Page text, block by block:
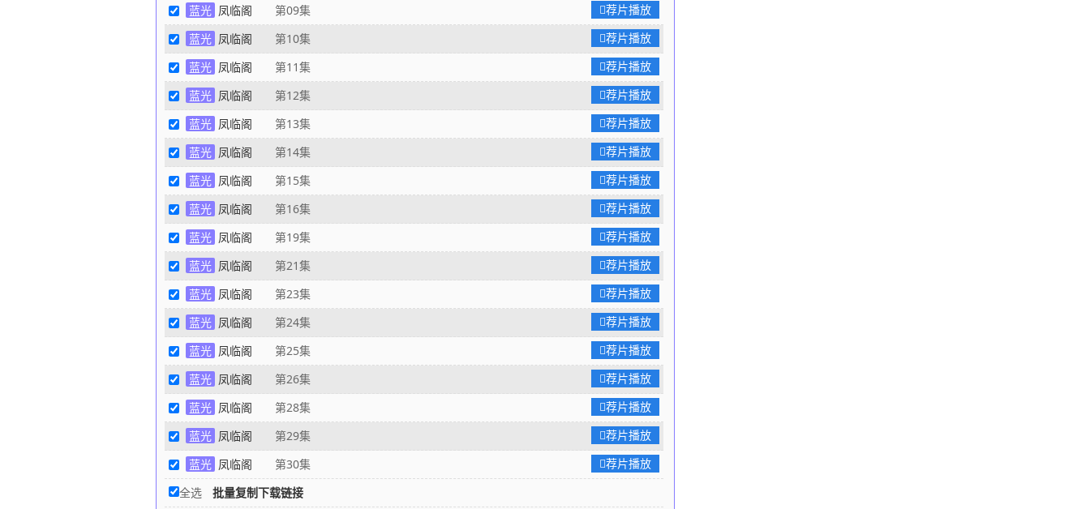
爱，把身边宠妾刘兰儿送给了李东阳。 小虫儿在正德帝茶碗里下了
毒，可是当正德帝要喝时，小虫儿却不忍心，一把打翻毒茶……刘谨得
知小虫儿未按指示办，冷笑一声，跟手下爪牙说，还有另一招，可以置
正德于死地！原来刘谨已经与胡人串通好，要在云岗一带伏击正德帝，
结果被曹总兵的人马打败。 京城李东阳派来密探，告知正德帝朝廷
混乱，刘谨蠢蠢欲动，须速速回京！正德帝与凤姐依依不舍分别，曹总
兵以护驾为名，把三万兵马驻扎到京城郊外，震慑刘谨。刘谨见状，导
演出舍命护驾、剜肉配药等自编自演的好戏，假装出一付忠臣状。正德
帝佯佯中计，重用刘谨，引起朝内大臣不安。正德帝又与李东阳密谋，
再去大同，给刘谨暴露谋反的机会，以得到证据，除去奸臣。 身在
大同凤临阁的凤姐，日夜思念侯公子(正德帝)，却被逃出大牢的曹虎纠
缠。曹虎设计，给凤姐的茶里下了迷花散。曹虎正要占有她，恰逢正德
帝赶到，曹虎逃跑，正德帝误会了凤姐…… 曹虎又设毒计，陷害侯
公子(正德帝)。就在正德帝被押解到树林里，性命危机之时，曹总兵及
时赶到，救出正德帝。此时大家都已知正德帝身份，只有凤姐还蒙在鼓
里。 刘谨以为篡权时机已到，忙着准备龙袍、玉玺，择日登基。李
东阳也以为除去刘谨一伙的条件成熟，让皇太后装重病，找皇上回
京。 这时，身在大同的正德帝已经与胡人小王子和好，免去了边关
忧患。凤姐与侯公子的感情也日益深厚，终于结合在一起得京城密报，
正德帝焦急，凤姐却看出破绽，劝正德帝秘密速回京城，除去刘谨心腹
大患！ 正德帝悄然回京，秘密指挥李东阳等忠臣调取刘谨罪证。刘
谨得知凤姐怀有身孕，想在凤姐身上大做文章。不料凤姐得知刘谨诡
计，忍痛打胎，让刘谨阴谋破产。 李东阳想出计策，以在大同一带
蓝光 凤临阁 第09集
荐片播放
蓝光 凤临阁 第10集
荐片播放
蓝光 凤临阁 第11集
荐片播放
蓝光 凤临阁 第12集
荐片播放
蓝光 凤临阁 第13集
荐片播放
蓝光 凤临阁 第14集
荐片播放
蓝光 凤临阁 第15集
荐片播放
蓝光 凤临阁 第16集
荐片播放
蓝光 凤临阁 第19集
荐片播放
蓝光 凤临阁 第21集
荐片播放
蓝光 凤临阁 第23集
荐片播放
蓝光 凤临阁 第24集
荐片播放
蓝光 凤临阁 第25集
荐片播放
蓝光 凤临阁 第26集
荐片播放
蓝光 凤临阁 第28集
荐片播放
蓝光 凤临阁 第29集
荐片播放
蓝光 凤临阁 第30集
荐片播放
全选
批量复制下载链接